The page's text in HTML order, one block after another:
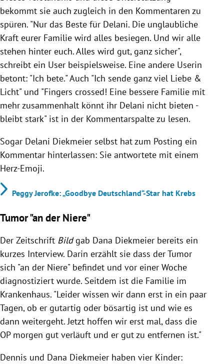
bekommt sie auch zugleich in den Kommentaren zu
spüren. "Nur das Beste für Delani. Die unglaubliche
Kraft eurer Familie wird alles besiegen. Und wir alle
stehen hinter euch. Alles wird gut, ganz sicher",
schreibt ein User beispielsweise. Eine andere Userin
betont: "Ich bete." Auch "Ich sende ganz viel Liebe &
Licht" und "Fingers crossed! Eine bessere Familie mit
mehr zusammenhalt könnt ihr Delani nicht bieten -
bleibt stark" ist in der Kommentarspalte zu lesen.
Sogar Delani Diekmeier selbst hat zum Posting ein
Kommentar hinterlassen: Sie antwortete mit einem
Herz-Emoji.
Peggy Jerofke: „Goodbye Deutschland“-Star hat Krebs
Tumor "an der Niere"
Der Zeitschrift Bildgab Dana Diekmeier bereits ein
kurzes Interview. Darin erzählt sie dass der Tumor
sich "an der Niere" befindet und vor einer Woche
diagnostiziert wurde. Seitdem ist die Familie im
Krankenhaus. "Leider wissen wir dann erst in ein paar
Tagen, ob er gutartig oder bösartig ist und wie es
dann weitergeht. Jetzt hoffen wir erst mal, dass die
OP morgen gut verläuft und er gut zu entfernen ist."
Dennis und Dana Diekmeier haben vier Kinder: